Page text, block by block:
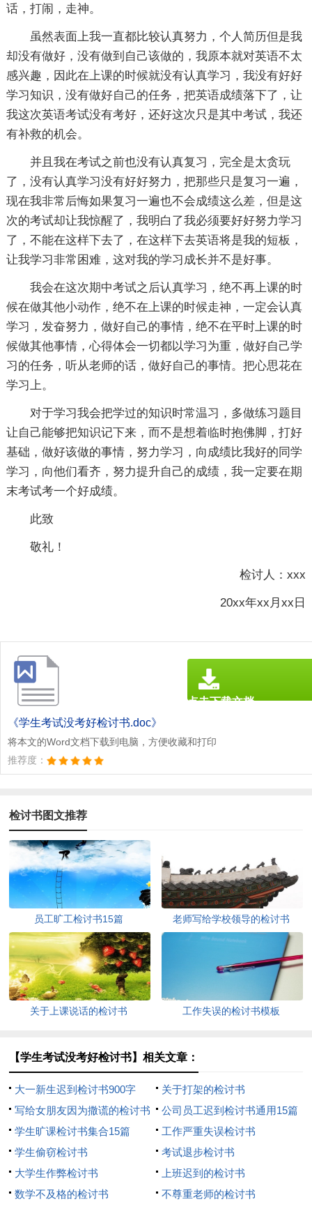
话，打闹，走神。
虽然表面上我一直都比较认真努力，个人简历但是我
却没有做好，没有做到自己该做的，我原本就对英语不太
感兴趣，因此在上课的时候就没有认真学习，我没有好好
学习知识，没有做好自己的任务，把英语成绩落下了，让
我这次英语考试没有考好，还好这次只是其中考试，我还
有补救的机会。
并且我在考试之前也没有认真复习，完全是太贪玩
了，没有认真学习没有好好努力，把那些只是复习一遍，
现在我非常后悔如果复习一遍也不会成绩这么差，但是这
次的考试却让我惊醒了，我明白了我必须要好好努力学习
了，不能在这样下去了，在这样下去英语将是我的短板，
让我学习非常困难，这对我的学习成长并不是好事。
我会在这次期中考试之后认真学习，绝不再上课的时
候在做其他小动作，绝不在上课的时候走神，一定会认真
学习，发奋努力，做好自己的事情，绝不在平时上课的时
候做其他事情，心得体会一切都以学习为重，做好自己学
习的任务，听从老师的话，做好自己的事情。把心思花在
学习上。
对于学习我会把学过的知识时常温习，多做练习题目
让自己能够把知识记下来，而不是想着临时抱佛脚，打好
基础，做好该做的事情，努力学习，向成绩比我好的同学
学习，向他们看齐，努力提升自己的成绩，我一定要在期
末考试考一个好成绩。
此致
敬礼！
检讨人：xxx
20xx年xx月xx日
《学生考试没考好检讨书.doc》
将本文的Word文档下载到电脑，方便收藏和打印
推荐度：
点击下载文档
检讨书图文推荐
员工旷工检讨书15篇 老师写给学校领导的检讨书
关于上课说话的检讨书 工作失误的检讨书模板
【学生考试没考好检讨书】相关文章：
大一新生迟到检讨书900字
关于打架的检讨书
写给女朋友因为撒谎的检讨书
（精选7篇）
公司员工迟到检讨书通用15篇
学生旷课检讨书集合15篇
工作严重失误检讨书
学生偷窃检讨书
考试退步检讨书
大学生作弊检讨书
上班迟到的检讨书
数学不及格的检讨书
不尊重老师的检讨书